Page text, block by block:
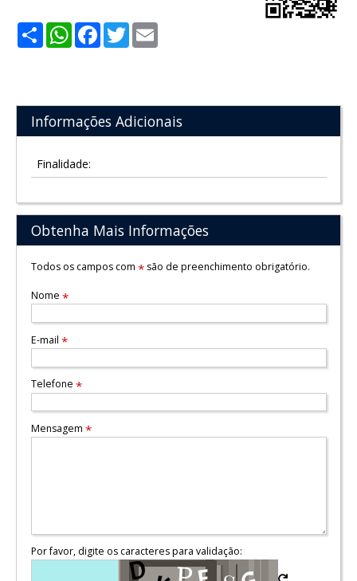
ShareWhatsApp
Facebook
Twitter
Informações Adicionais
Finalidade:
Obtenha Mais Informações
Todos os campos com *são de preenchimento obrigatório.
Nome *
E-mail *
Telefone *
Mensagem *
Por favor, digite os caracteres para validação: